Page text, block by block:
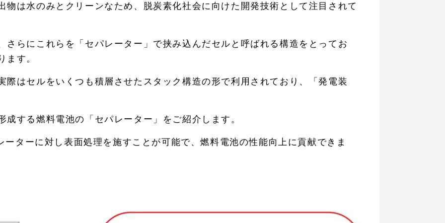
物は水のみとクリーンなため、脱炭素化社会に向けた開発技術として注目されて
さらにこれらを「セパレーター」で挟み込んだセルと呼ばれる構造をとってお
ます。
際はセルをいくつも積層させたスタック構造の形で利用されており、「発電装
成する燃料電池の「セパレーター」をご紹介します。
ターに対し表面処理を施すことが可能で、燃料電池の性能向上に貢献できま